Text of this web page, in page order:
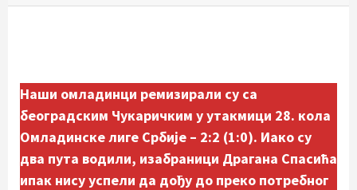
Наши омладинци ремизирали су са
београдским Чукаричким у утакмици 28. кола
Омладинске лиге Србије – 2:2 (1:0). Иако су
два пута водили, изабраници Драгана Спасића
ипак нису успели да дођу до преко потребног